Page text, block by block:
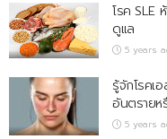
โรค SLE
ดูแล
5 years
รู้จักโรคเ
อันตรายห
5 years